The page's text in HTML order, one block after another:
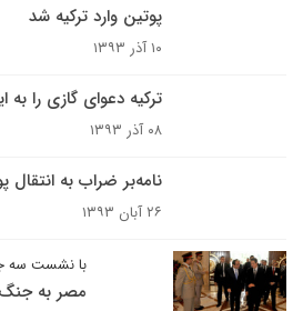
پوتین وارد ترکیه شد
۱۰ آذر ۱۳۹۳
ترکیه دعوای گازی را به
۰۸ آذر ۱۳۹۳
نامه‌بر ضراب به انتقال
۲۶ آبان ۱۳۹۳
با نشست سه
مصر به جنگ